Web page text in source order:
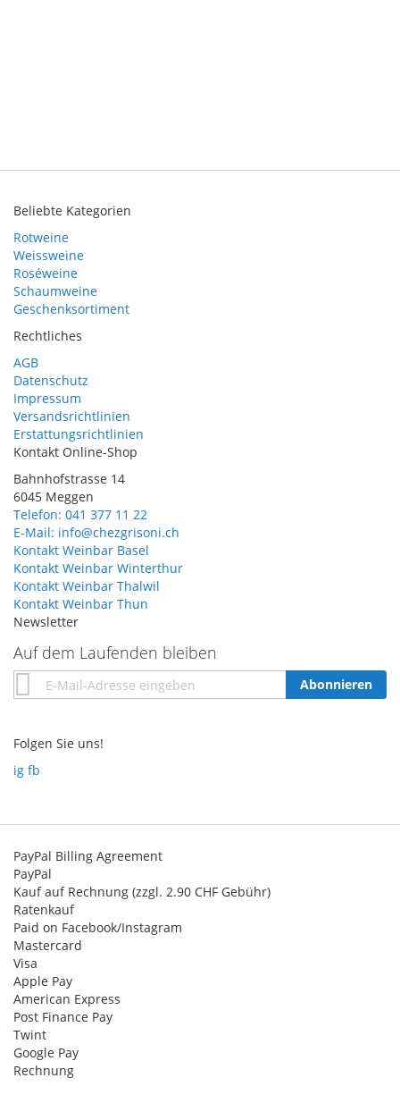
Beliebte Kategorien
Rotweine
Weissweine
Roséweine
Schaumweine
Geschenksortiment
Rechtliches
AGB
Datenschutz
Impressum
Versandsrichtlinien
Erstattungsrichtlinien
Kontakt Online-Shop
Bahnhofstrasse 14
6045 Meggen
Telefon: 041 377 11 22
E-Mail: info@chezgrisoni.ch
Kontakt Weinbar Basel
Kontakt Weinbar Winterthur
Kontakt Weinbar Thalwil
Kontakt Weinbar Thun
Newsletter
Auf dem Laufenden bleiben
Annmeldung
zum
Abonnieren
Folgen Sie uns!
ig fb
PayPal Billing Agreement
PayPal
Kauf auf Rechnung (zzgl. 2.90 CHF Gebühr)
Ratenkauf
Paid on Facebook/Instagram
Mastercard
Visa
Apple Pay
American Express
Post Finance Pay
Twint
Google Pay
Rechnung